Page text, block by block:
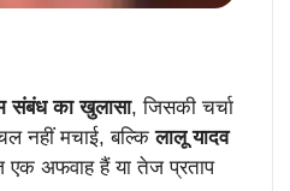
संबंध का खुलासा, जिसकी चर्चा
नहीं मचाई, बल्किलालू यादव
एक अफवाह हैं या तेज प्रताप